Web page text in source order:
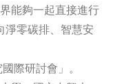
能夠一起直接進行
淨零碳排、智慧安
際研討會」。